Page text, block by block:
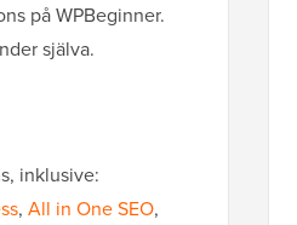
på WPBeginner.
själva.
inklusive:
, All in One SEO,